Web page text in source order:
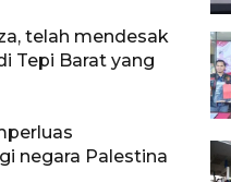
telah mendesak
Tepi Barat yang
negara Palestina